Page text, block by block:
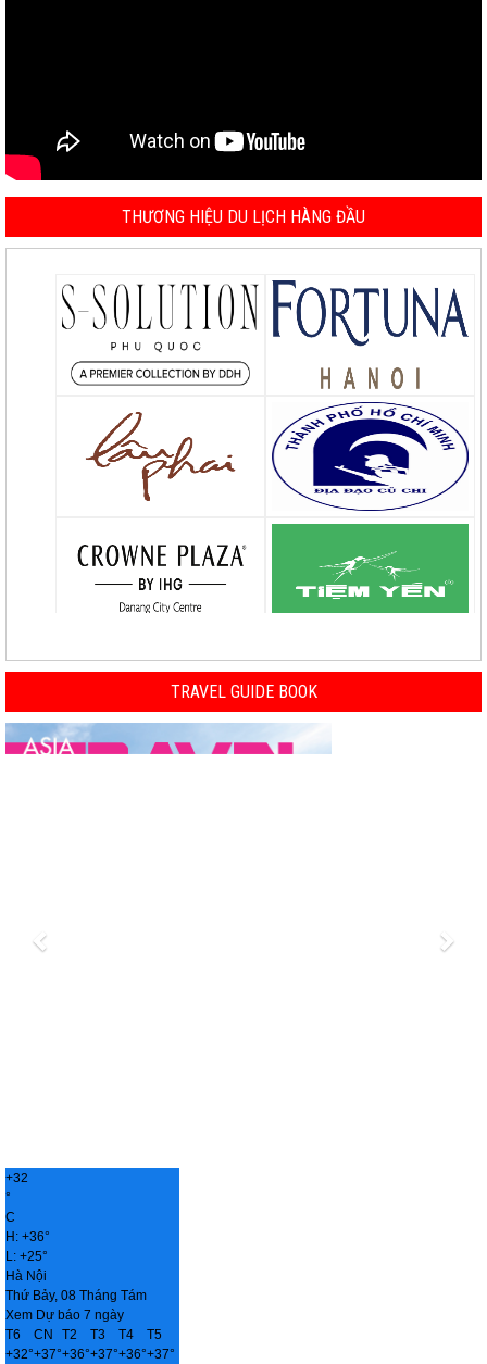
THƯƠNG HIỆU DU LỊCH HÀNG ĐẦU
TRAVEL GUIDE BOOK
Previous
+32
°
C
H: +36°
L: +25°
Hà Nội
Thứ Bảy, 08 Tháng Tám
Xem Dự báo 7 ngày
T6
CN T2 T3 T4
T5
+32°+37°+36°+37°+36°+37°